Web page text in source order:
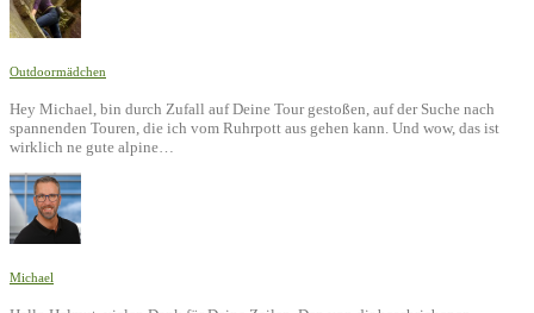
Outdoormädchen
Hey Michael, bin durch Zufall auf Deine Tour gestoßen, auf der Suche nach
spannenden Touren, die ich vom Ruhrpott aus gehen kann. Und wow, das ist
wirklich ne gute alpine…
Michael